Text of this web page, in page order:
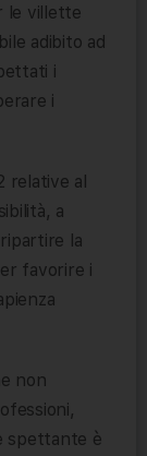
le villette
adibito ad
i
i
relative al
a
la
favorire i
non
spettante è